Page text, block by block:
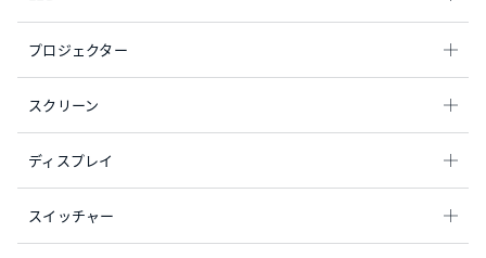
プロジェクター
スクリーン
ディスプレイ
スイッチャー